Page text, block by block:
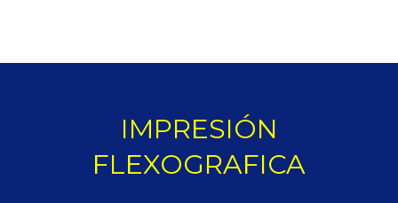
IMPRESIÓN
FLEXOGRAFICA